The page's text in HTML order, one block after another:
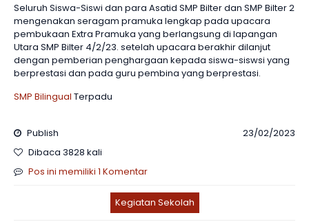
Seluruh Siswa-Siswi dan para Asatid SMP Bilter dan SMP Bilter 2
mengenakan seragam pramuka lengkap pada upacara
pembukaan Extra Pramuka yang berlangsung di lapangan
Utara SMP Bilter 4/2/23. setelah upacara berakhir dilanjut
dengan pemberian penghargaan kepada siswa-siswsi yang
berprestasi dan pada guru pembina yang berprestasi.
SMP Bilingual Terpadu
Publish
23/02/2023
Dibaca 3828 kali
Pos ini memiliki 1 Komentar
Kegiatan Sekolah